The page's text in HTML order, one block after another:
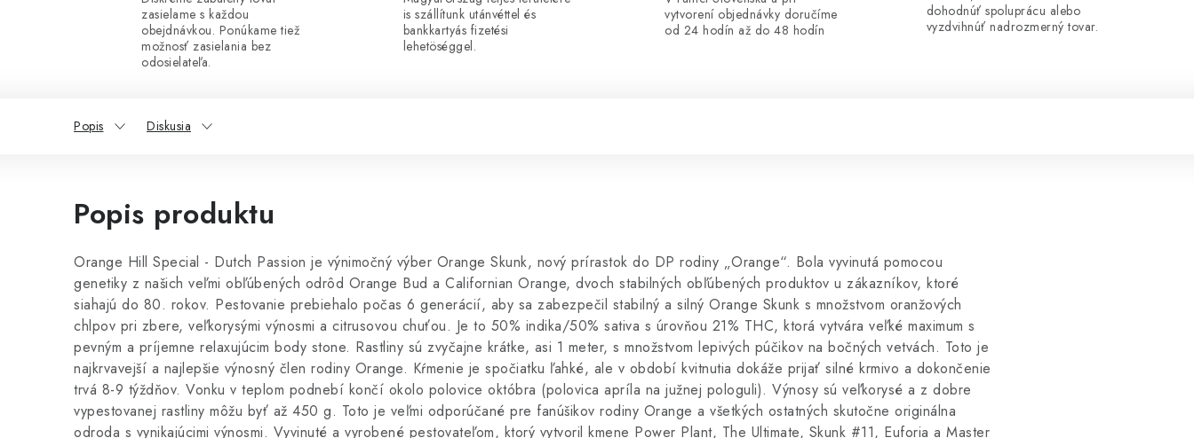
zasielame s každou
obejdnávkou. Ponúkame tiež
možnosť zasielania bez
odosielateľa.
is szállítunk utánvéttel és
bankkartyás fizetési
lehetöséggel.
vytvorení objednávky doručíme
od 24 hodín až do 48 hodín
dohodnúť spoluprácu alebo
vyzdvihnúť nadrozmerný tovar.
Popis Diskusia
Popis produktu
Orange Hill Special - Dutch Passion je výnimočný výber Orange Skunk, nový prírastok do DP rodiny „Orange“. Bola vyvinutá pomocou
genetiky z našich veľmi obľúbených odrôd Orange Bud a Californian Orange, dvoch stabilných obľúbených produktov u zákazníkov, ktoré
siahajú do 80. rokov. Pestovanie prebiehalo počas 6 generácií, aby sa zabezpečil stabilný a silný Orange Skunk s množstvom oranžových
chlpov pri zbere, veľkorysými výnosmi a citrusovou chuťou. Je to 50% indika/50% sativa s úrovňou 21% THC, ktorá vytvára veľké maximum s
pevným a príjemne relaxujúcim body stone. Rastliny sú zvyčajne krátke, asi 1 meter, s množstvom lepivých púčikov na bočných vetvách. Toto je
najkrvavejší a najlepšie výnosný člen rodiny Orange. Kŕmenie je spočiatku ľahké, ale v období kvitnutia dokáže prijať silné krmivo a dokončenie
trvá 8-9 týždňov. Vonku v teplom podnebí končí okolo polovice októbra (polovica apríla na južnej pologuli). Výnosy sú veľkorysé a z dobre
vypestovanej rastliny môžu byť až 450 g. Toto je veľmi odporúčané pre fanúšikov rodiny Orange a všetkých ostatných skutočne originálna
odroda s vynikajúcimi výnosmi. Vyvinuté a vyrobené pestovateľom, ktorý vytvoril kmene Power Plant, The Ultimate, Skunk #11, Euforia a Master